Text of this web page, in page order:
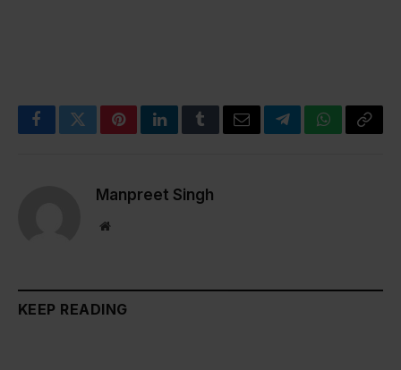
FacebookTwitterPinterestLinkedInTumblrEmailTelegramWhatsApp
Copy
Manpreet Singh
Website
KEEP READING